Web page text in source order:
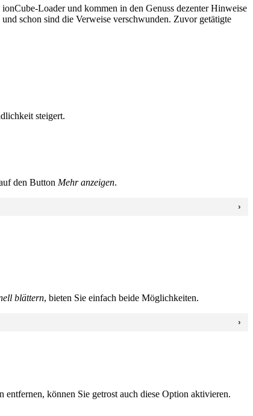
Loader und kommen in den Genuss dezenter Hinweise
und schon sind die Verweise verschwunden. Zuvor getätigte
steigert.
den Button Mehr anzeigen.
blättern, bieten Sie einfach beide Möglichkeiten.
können Sie getrost auch diese Option aktivieren.